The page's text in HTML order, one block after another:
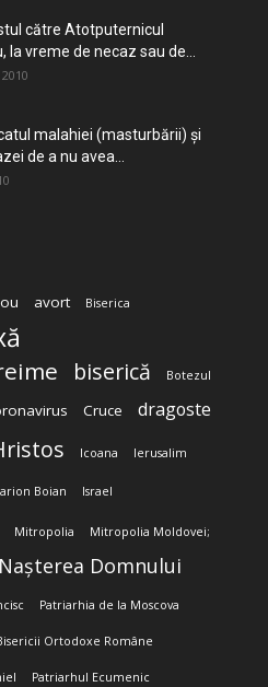
către Atotputernicul
la vreme de necaz sau de...
malahiei (masturbării) şi
de a nu avea...
avort Biserica
biserică Botezul
Cruce dragoste
Icoana Ierusalim
Boian Israel
Mitropolia Mitropolia Moldovei;
Nașterea Domnului
Patriarhia de la Moscova
Ortodoxe Române
Patriarhul Ecumenic